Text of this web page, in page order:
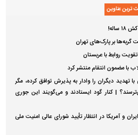
ترین عناوین
ساله!
گربه‌ها بر پارک‌های تهران
روابط با عربستان
با مضمون انتقام منتشر کرد
تهدید دیگران را وادار به پذیرش توافق کرده، مگر
| کنار گود ایستادند و می‌گویند این جوری
و آمریکا در انتظار تأیید شورای عالی امنیت ملی